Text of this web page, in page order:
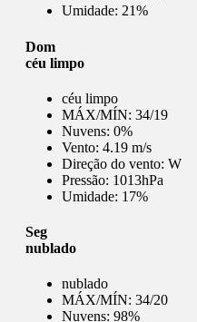
Umidade: 21%
Dom
céu limpo
céu limpo
MÁX/MÍN: 34/19
Nuvens: 0%
Vento: 4.19 m/s
Direção do vento: W
Pressão: 1013hPa
Umidade: 17%
Seg
nublado
nublado
MÁX/MÍN: 34/20
Nuvens: 98%